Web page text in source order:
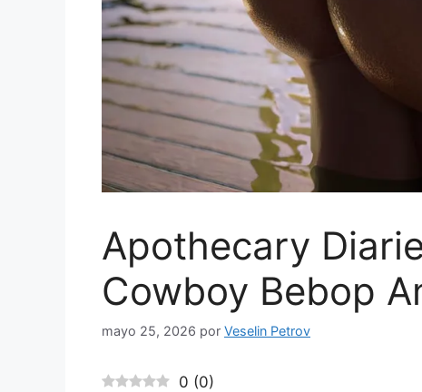
Apothecary
Cowboy Bebop
mayo 25, 2026 por Veselin Petrov
0 (0)